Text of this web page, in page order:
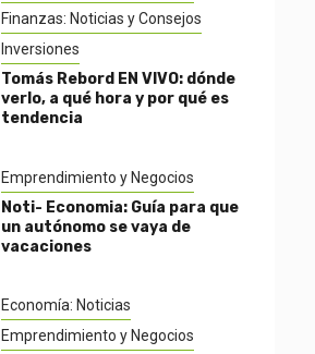
Finanzas: Noticias y Consejos
Inversiones
Tomás Rebord EN VIVO: dónde
verlo, a qué hora y por qué es
tendencia
Emprendimiento y Negocios
Noti- Economia: Guía para que
un autónomo se vaya de
vacaciones
Economía: Noticias
Emprendimiento y Negocios